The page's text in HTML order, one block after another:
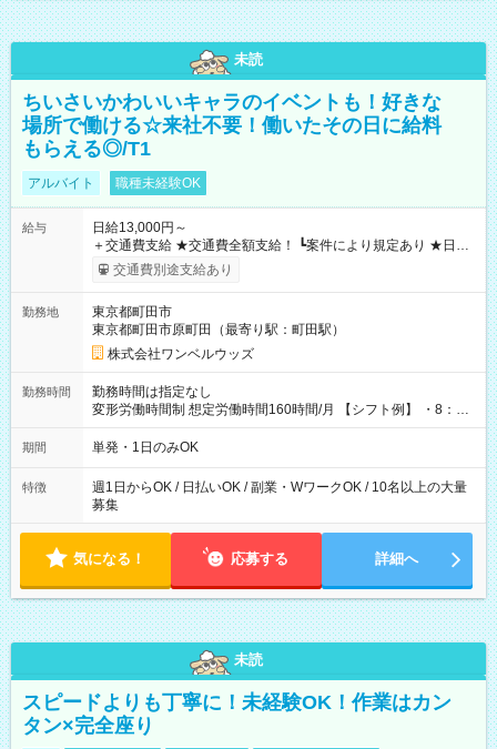
未読
ちいさいかわいいキャラのイベントも！好きな
場所で働ける☆来社不要！働いたその日に給料
もらえる◎/T1
アルバイト 職種未経験OK
給与
日給13,000円～
＋交通費支給 ★交通費全額支給！ ┗案件により規定あり ★日払
いOK！（規定あり） ┗働いたその日に現金GET♪ お仕事後はコ
ンビニATMから 日払い分を引き落とせます！ 【試用期間】試
交通費別途支給あり
勤務地
東京都町田市
東京都町田市原町田（最寄り駅：町田駅）
株式会社ワンベルウッズ
勤務時間
勤務時間は指定なし
変形労働時間制 想定労働時間160時間/月 【シフト例】 ・8：00
～21：00
期間 単発・1日のみOK
特徴
週1日からOK / 日払いOK / 副業・WワークOK / 10名以上の大量
募集
気になる！ 応募する 詳細へ
未読
スピードよりも丁寧に！未経験OK！作業はカン
タン×完全座り